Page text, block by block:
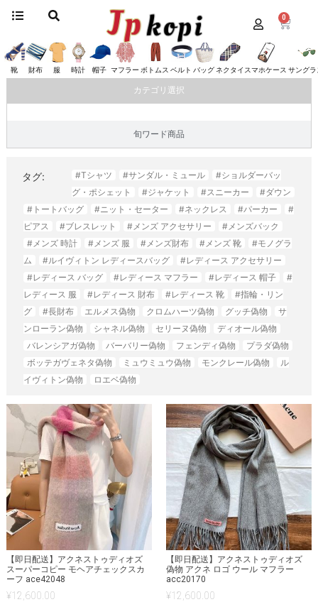
0
靴 財布 服 時計 帽子 マフラー ボトムス ベルト バッグネクタイ スマホケース サング
“#レディース マフラー”にタグ付けされた商品 / ページ 3
#レディース マフラー
カテゴリ選択
旬ワード商品
タグ: #Tシャツ #サンダル・ミュール
#ショルダーバッ
グ・ポシェット
#ジャケット #スニーカー
#ダウン
#トートバッグ
#ニット・セーター #ネックレス #パーカー
#
ピアス
#ブレスレット #メンズ アクセサリー
#メンズバック
#メンズ 時計
#メンズ 服 #メンズ財布 #メンズ 靴
#モノグラ
ム
#ルイヴィトン レディースバッグ
#レディース アクセサリー
#レディース バッグ
#レディース マフラー #レディース 帽子
#
レディース 服
#レディース 財布 #レディース 靴
#指輪・リン
グ
#長財布 エルメス偽物 クロムハーツ偽物 グッチ偽物
サ
ンローラン偽物
シャネル偽物 セリーヌ偽物
ディオール偽物
バレンシアガ偽物
バーバリー偽物 フェンディ偽物
プラダ偽物
ボッテガヴェネタ偽物
ミュウミュウ偽物 モンクレール偽物
ル
イヴィトン偽物
ロエベ偽物
【即日配送】アクネストゥディオズ
スーパーコピー モヘアチェックスカ
ーフ ace42048
¥12,600.00
【即日配送】アクネストゥディオズ
偽物 アクネ ロゴ ウール マフラー
acc20170
¥12,600.00